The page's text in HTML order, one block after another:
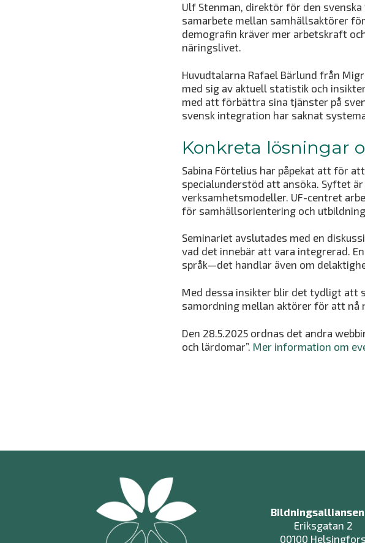
Ulf Stenman, direktör för den
samarbete mellan samhällsaktörer
demografin kräver mer arbetskraft
näringslivet.
Huvudtalarna Rafael Bärlund från
med sig av aktuell statistik och
med att förbättra sina tjänster på
svensk integration har saknat
Konkreta lösningar
Sabina Förtelius har påpekat att för
specialunderstöd att ansöka. Syftet
verksamhetsmodeller. UF-centret
för samhällsorientering och
Seminariet avslutades med en
vad det innebär att vara integrerad.
språk—det handlar även om
Med dessa insikter blir det tydligt att
samordning mellan aktörer för att nå
Den 28.5.2025 ordnas det andra
och lärdomar”. Mer information om
Eriksgatan 2
00100 Helsingfors